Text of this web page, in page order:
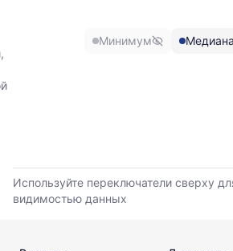
максимальной
последние
6
месяцев.
Минимум Медиана
Используйте переключатели сверху
видимостью данных